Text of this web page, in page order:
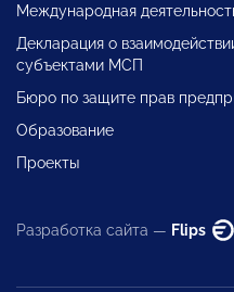
Международная
Декларация о
субъектами МСП
Бюро по защите прав
Образование
Проекты
Разработка сайта — Flips